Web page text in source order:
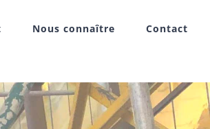
Nous connaître Contact